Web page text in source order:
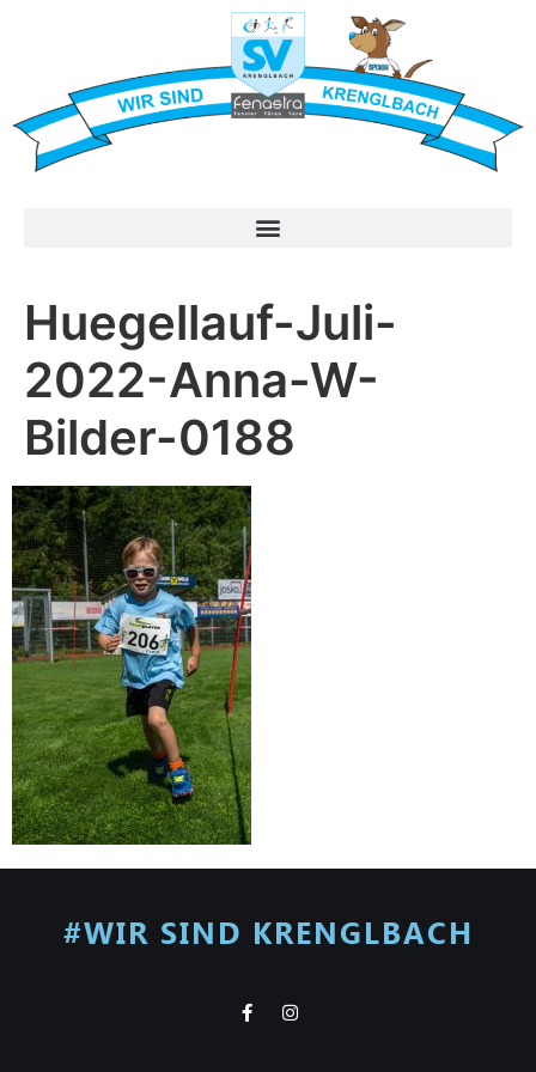
Huegellauf-Juli-
2022-Anna-W-
Bilder-0188
#WIR SIND KRENGLBACH